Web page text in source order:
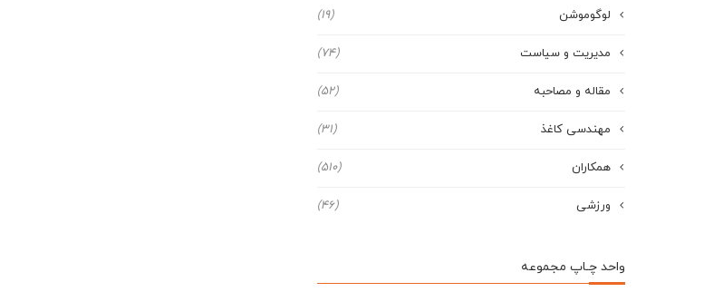
لوگوموشن (19)
مدیریت و سیاست (74)
مقاله و مصاحبه (52)
مهندسی کاغذ (31)
همکاران (510)
ورزشی (46)
واحد چـاپ مجموعه